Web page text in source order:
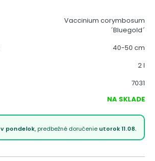
Vaccinium corymbosum
´Bluegold´
40-50 cm
2 l
7031
NA SKLADE
v pondelok, predbežné doručenie utorok 11.08.